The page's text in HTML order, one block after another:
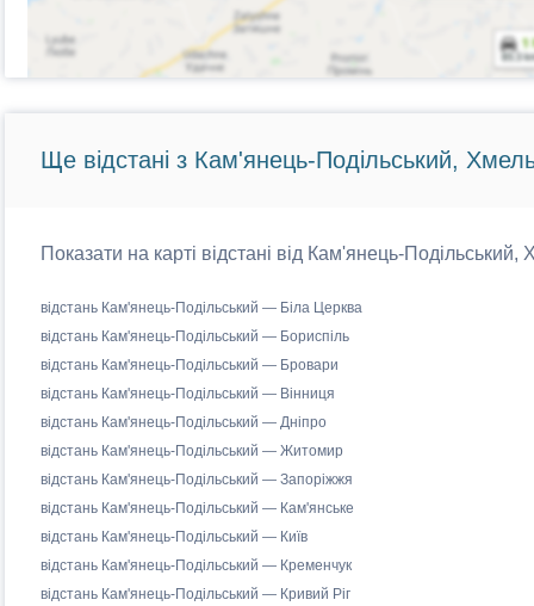
Ще відстані з Кам'янець-Подільський,
Показати на карті відстані від Кам'янець-
відстань Кам'янець-Подільський — Біла Церква
відстань Кам'янець-Подільський — Бориспіль
відстань Кам'янець-Подільський — Бровари
відстань Кам'янець-Подільський — Вінниця
відстань Кам'янець-Подільський — Дніпро
відстань Кам'янець-Подільський — Житомир
відстань Кам'янець-Подільський — Запоріжжя
відстань Кам'янець-Подільський — Кам'янське
відстань Кам'янець-Подільський — Київ
відстань Кам'янець-Подільський — Кременчук
відстань Кам'янець-Подільський — Кривий Ріг